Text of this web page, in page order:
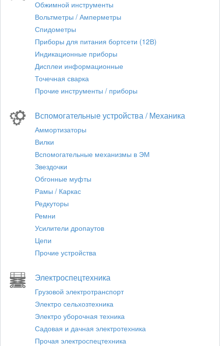
Обжимной инструменты
Вольтметры / Амперметры
Спидометры
Приборы для питания бортсети (12В)
Индикационные приборы
Дисплеи информационные
Точечная сварка
Прочие инструменты / приборы
Вспомогательные устройства / Механика
Аммортизаторы
Вилки
Вспомогательные механизмы в ЭМ
Звездочки
Обгонные муфты
Рамы / Каркас
Редкуторы
Ремни
Усилители дропаутов
Цепи
Прочие устройства
Электроспецтехника
Грузовой электротранспорт
Электро сельхозтехника
Электро уборочная техника
Садовая и дачная электротехника
Прочая электроспецтехника